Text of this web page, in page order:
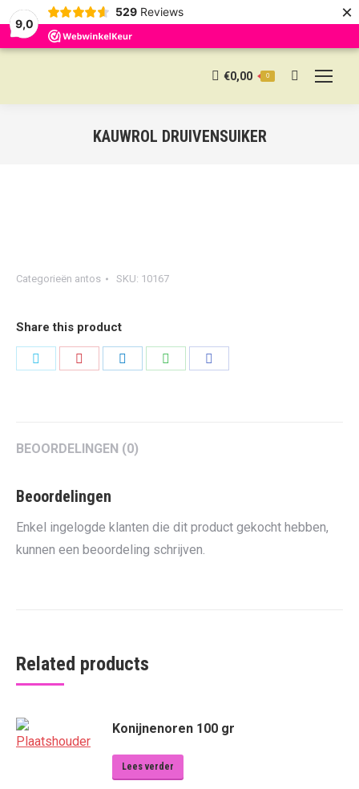
9,0
529 Reviews ×
€0,00 0 Search:
KAUWROL DRUIVENSUIKER
Categorieën antos SKU: 10167
Share this product
BEOORDELINGEN (0)
Beoordelingen
Enkel ingelogde klanten die dit product gekocht hebben,
kunnen een beoordeling schrijven.
Related products
Konijnenoren 100 gr
Lees verder